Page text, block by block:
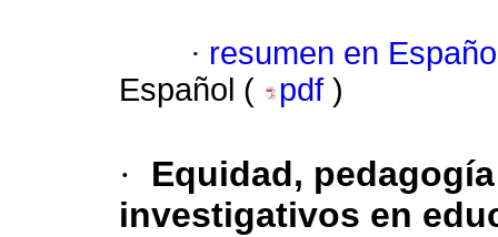
· resumen en
Español (
pdf )
·
Equidad,
investigativos en